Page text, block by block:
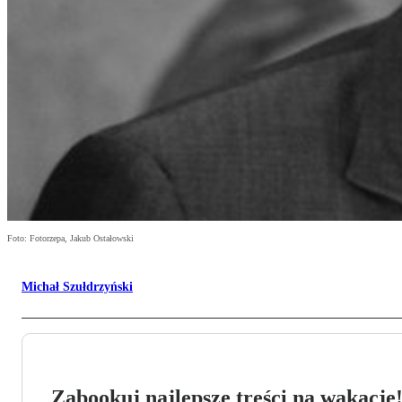
Foto: Fotorzepa, Jakub Ostałowski
Michał Szułdrzyński